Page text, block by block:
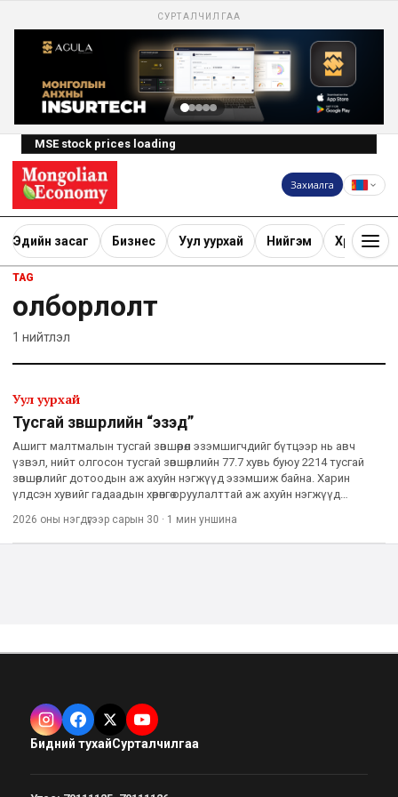
СУРТАЛЧИЛГАА
MSE stock prices loading
Захиалга
Эдийн засаг Бизнес Уул уурхай Нийгэм Хөрөнгө
TAG
олборлолт
1 нийтлэл
Уул уурхай
Тусгай зөвшөөрлийн “эзэд”
Ашигт малтмалын тусгай зөвшөөрөл эзэмшигчдийг бүтцээр нь авч
үзвэл, нийт олгосон тусгай зөвшөөрлийн 77.7 хувь буюу 2214 тусгай
зөвшөөрлийг дотоодын аж ахуйн нэгжүүд эзэмшиж байна. Харин
үлдсэн хувийг гадаадын хөрөнгө оруулалттай аж ахуйн нэгжүүд
2026 оны нэгдүгээр сарын 30 · 1 мин уншина
Бидний тухайСурталчилгаа